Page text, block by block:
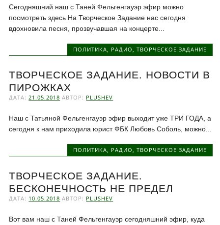
Сегодняшний наш с Таней Фельгенгауэр эфир можно
посмотреть здесь На Творческое Задание нас сегодня
вдохновила песня, прозвучавшая на концерте...
ПОЛИТИКА РАДИО ТВОРЧЕСКОЕ ЗАДАНИЕ
ТВОРЧЕСКОЕ ЗАДАНИЕ. НОВОСТИ В
ПИРОЖКАХ
ДАТА:21.05.2018 АВТОР: PLUSHEV
Наш с Татьяной Фельгенгауэр эфир выходит уже ТРИ ГОДА, а
сегодня к нам приходила юрист ФБК Любовь Соболь, можно...
ПОЛИТИКА, РАДИО, ТВОРЧЕСКОЕ ЗАДАНИЕ
ТВОРЧЕСКОЕ ЗАДАНИЕ.
БЕСКОНЕЧНОСТЬ НЕ ПРЕДЕЛ
ДАТА: 10.05.2018 АВТОР: PLUSHEV
Вот вам наш с Таней Фельгенгауэр сегодняшний эфир, куда